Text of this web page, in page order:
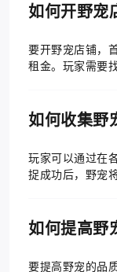
如何开野宠
要开野宠店铺，
租金。玩家需要
如何收集野
玩家可以通过在
捉成功后，野宠
如何提高野
要提高野宠的品